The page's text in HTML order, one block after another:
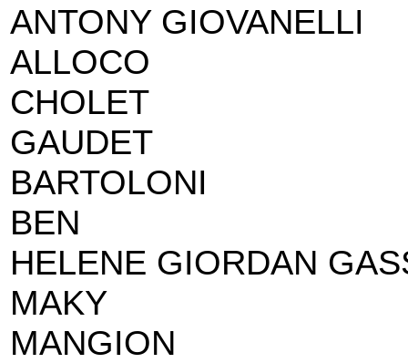
ANTONY GIOVANELLI
ALLOCO
CHOLET
GAUDET
BARTOLONI
BEN
HELENE GIORDAN
MAKY
MANGION